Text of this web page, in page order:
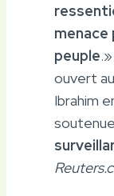
peuple
ouvert
Ibrahim